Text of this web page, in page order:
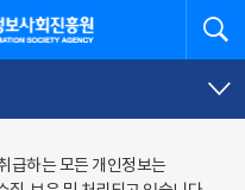
원
급하는 모든 개인정보는